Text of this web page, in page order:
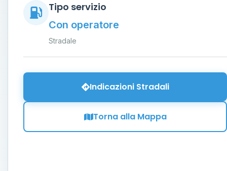
Tipo servizio
Con operatore
Stradale
Indicazioni Stradali
Torna alla Mappa